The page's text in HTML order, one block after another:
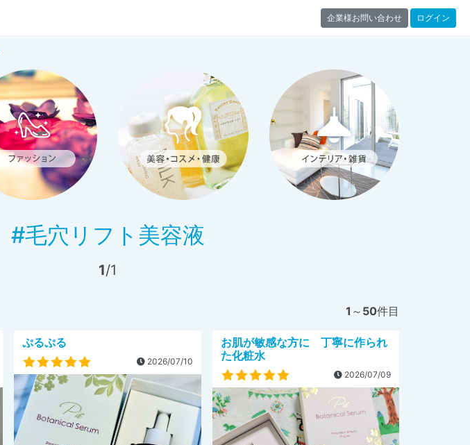
企業様お問い合わせ ログイン
#毛穴リフト美容液
1/1
1 ～ 50件目
ぷるぷる
2026/07/10
お肌が敏感な方に 丁寧に作られ
た化粧水
2026/07/09